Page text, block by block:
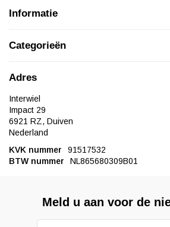
Informatie
Categorieën
Adres
Interwiel
Impact 29
6921 RZ, Duiven
Nederland
KVK nummer
91517532
BTW nummer
NL865680309B01
Meld u aan voor de